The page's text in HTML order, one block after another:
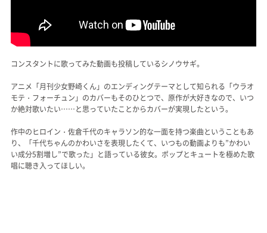
コンスタントに歌ってみた動画も投稿しているシノウサギ。
アニメ「月刊少女野崎くん」のエンディングテーマとして知られる「ウラオ
モテ・フォーチュン」のカバーもそのひとつで、原作が大好きなので、いつ
か絶対歌いたい……と思っていたことからカバーが実現したという。
作中のヒロイン・佐倉千代のキャラソン的な一面を持つ楽曲ということもあ
り、「千代ちゃんのかわいさを表現したくて、いつもの動画よりも”かわい
い成分5割増し”で歌った」と語っている彼女。ポップとキュートを極めた歌
唱に聴き入ってほしい。